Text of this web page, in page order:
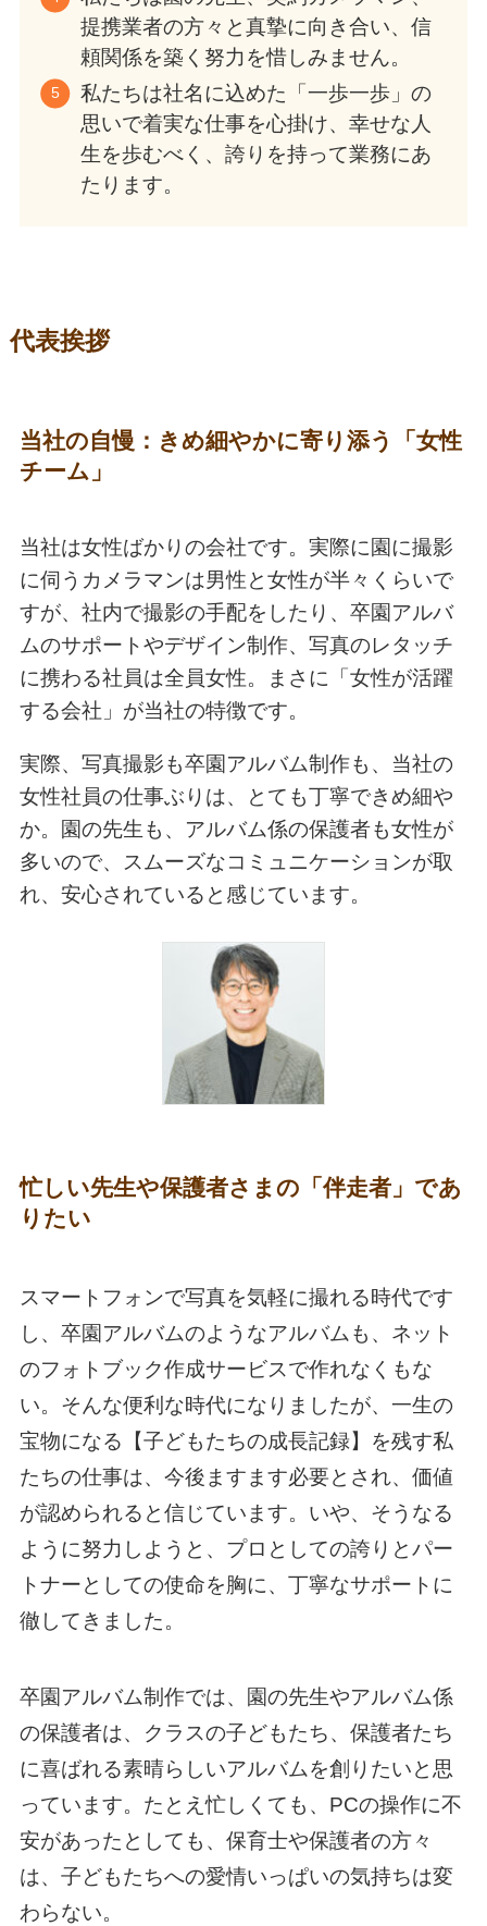
提携業者の方々と真摯に向き合い、信
頼関係を築く努力を惜しみません。
私たちは社名に込めた「一歩一歩」の
思いで着実な仕事を心掛け、幸せな人
生を歩むべく、誇りを持って業務にあ
たります。
代表挨拶
当社の自慢：きめ細やかに寄り添う「女性
チーム」
当社は女性ばかりの会社です。実際に園に撮影
に伺うカメラマンは男性と女性が半々くらいで
すが、社内で撮影の手配をしたり、卒園アルバ
ムのサポートやデザイン制作、写真のレタッチ
に携わる社員は全員女性。まさに「女性が活躍
する会社」が当社の特徴です。
実際、写真撮影も卒園アルバム制作も、当社の
女性社員の仕事ぶりは、とても丁寧できめ細や
か。園の先生も、アルバム係の保護者も女性が
多いので、スムーズなコミュニケーションが取
れ、安心されていると感じています。
忙しい先生や保護者さまの「伴走者」であ
りたい
スマートフォンで写真を気軽に撮れる時代です
し、卒園アルバムのようなアルバムも、ネット
のフォトブック作成サービスで作れなくもな
い。そんな便利な時代になりましたが、一生の
宝物になる【子どもたちの成長記録】を残す私
たちの仕事は、今後ますます必要とされ、価値
が認められると信じています。いや、そうなる
ように努力しようと、プロとしての誇りとパー
トナーとしての使命を胸に、丁寧なサポートに
徹してきました。
卒園アルバム制作では、園の先生やアルバム係
の保護者は、クラスの子どもたち、保護者たち
に喜ばれる素晴らしいアルバムを創りたいと思
っています。たとえ忙しくても、PCの操作に不
安があったとしても、保育士や保護者の方々
は、子どもたちへの愛情いっぱいの気持ちは変
わらない。